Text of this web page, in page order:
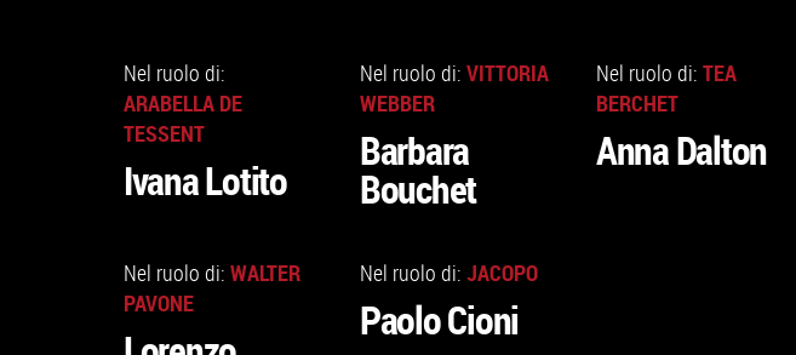
Nel ruolo di:
ARABELLA DE
TESSENT
Ivana Lotito
Nel ruolo di: VITTORIA
WEBBER
Barbara
Bouchet
Nel ruolo di: TEA
BERCHET
Anna Dalton
Nel ruolo di: WALTER
PAVONE
Nel ruolo di: JACOPO
Paolo Cioni